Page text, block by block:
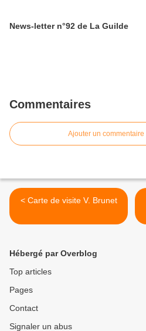
News-letter n°92 de La Guilde
Commentaires
Ajouter un commentaire
< Carte de visite V. Brunet
Hébergé par Overblog
Top articles
Pages
Contact
Signaler un abus